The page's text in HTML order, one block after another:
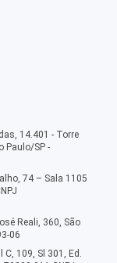
14.401 - Torre
Paulo/SP -
74 – Sala 1105
Reali, 360, São
06
109, Sl 301, Ed.